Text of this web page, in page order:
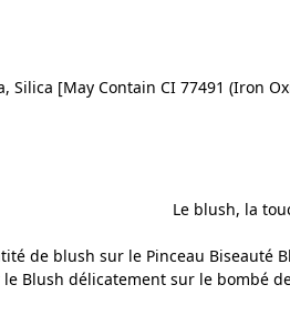
Silica [May Contain CI 77491 (Iron
Le blush, la
de blush sur le Pinceau Biseauté
Blush délicatement sur le bombé